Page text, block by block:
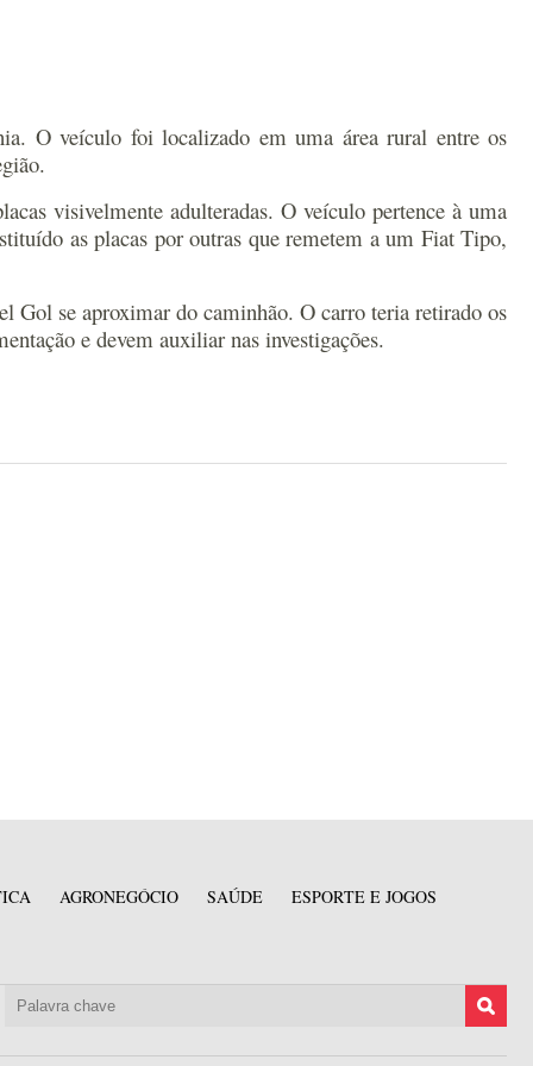
O veículo foi localizado em uma área rural entre os
visivelmente adulteradas. O veículo pertence à uma
as placas por outras que remetem a um Fiat Tipo,
Gol se aproximar do caminhão. O carro teria retirado os
e devem auxiliar nas investigações.
AGRONEGÓCIO SAÚDE ESPORTE E JOGOS